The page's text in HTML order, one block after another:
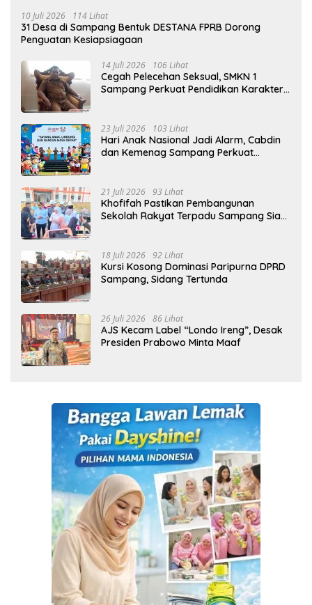
10 Juli 2026 114 Lihat
31 Desa di Sampang Bentuk DESTANA FPRB Dorong
Penguatan Kesiapsiagaan
14 Juli 2026 106 Lihat
Cegah Pelecehan Seksual, SMKN 1
Sampang Perkuat Pendidikan Karakter
23 Juli 2026 103 Lihat
Hari Anak Nasional Jadi Alarm, Cabdin
dan Kemenag Sampang Perkuat
21 Juli 2026 93 Lihat
Khofifah Pastikan Pembangunan
Sekolah Rakyat Terpadu Sampang Siap
18 Juli 2026 92 Lihat
Kursi Kosong Dominasi Paripurna DPRD
Sampang, Sidang Tertunda
26 Juli 2026 86 Lihat
AJS Kecam Label “Londo Ireng”, Desak
Presiden Prabowo Minta Maaf